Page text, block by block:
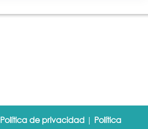
Política de privacidad| Política